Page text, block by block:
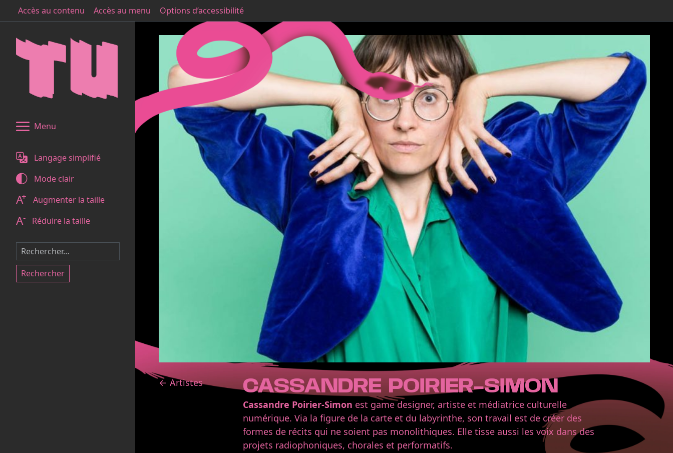
Accès au contenu Accès au menu Options d’accessibilité
Menu
Langage simplifié
Mode clair
A+ Augmenter la taille
A- Réduire la taille
Rechercher
← Artistes CASSANDRE POIRIER-SIMON
Cassandre Poirier-Simon est game designer, artiste et médiatrice culturelle
numérique. Via la figure de la carte et du labyrinthe, son travail est de créer des
formes de récits qui ne soient pas monolithiques. Elle tisse aussi les voix dans des
projets radiophoniques, chorales et performatifs.